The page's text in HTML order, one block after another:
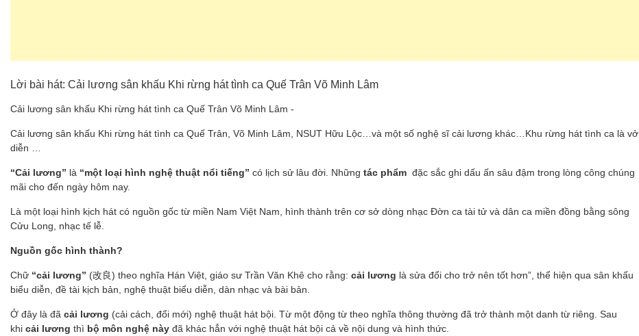
Lời bài hát: Cải lương sân khấu Khi rừng hát tình ca Quế Trân Võ Minh Lâm
Cải lương sân khấu Khi rừng hát tình ca Quế Trân Võ Minh Lâm -
Cải lương sân khấu Khi rừng hát tình ca Quế Trân, Võ Minh Lâm, NSUT Hữu Lộc…và một số nghệ sĩ cải lương khác…Khu rừng hát tình ca là vở
diễn …
“Cải lương” là “một loại hình nghệ thuật nổi tiếng” có lịch sử lâu đời. Những tác phẩm đặc sắc ghi dấu ấn sâu đậm trong lòng công chúng
mãi cho đến ngày hôm nay.
Là một loại hình kịch hát có nguồn gốc từ miền Nam Việt Nam, hình thành trên cơ sở dòng nhạc Đờn ca tài tử và dân ca miền đồng bằng sông
Cửu Long, nhạc tế lễ.
Nguồn gốc hình thành?
Chữ “cải lương” (改良) theo nghĩa Hán Việt, giáo sư Trần Văn Khê cho rằng: cải lương là sửa đổi cho trở nên tốt hơn”, thể hiện qua sân khấu
biểu diễn, đề tài kịch bản, nghệ thuật biểu diễn, dàn nhạc và bài bản.
Ở đây là đã cải lương (cải cách, đổi mới) nghệ thuật hát bội. Từ một động từ theo nghĩa thông thường đã trở thành một danh từ riêng. Sau
khi cải lương thì bộ môn nghệ này đã khác hẳn với nghệ thuật hát bội cả về nội dung và hình thức.